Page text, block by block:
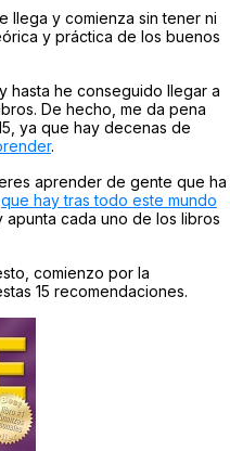
llega y comienza sin tener ni
y práctica de los buenos
hasta he conseguido llegar a
De hecho, me da pena
ya que hay decenas de
.
aprender de gente que ha
que hay tras todo este mundo
apunta cada uno de los libros
comienzo por la
15 recomendaciones.